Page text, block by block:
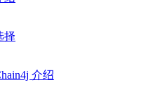
择
介绍